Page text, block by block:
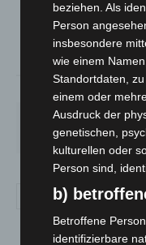
SO.
32°
MO.
27°
beziehen. Als
Person
insbesondere
wie einem
Standortdaten,
einem oder
Ausdruck der
genetischen,
kulturellen oder
Person sind,
b)
Betroffene
identifizierbare